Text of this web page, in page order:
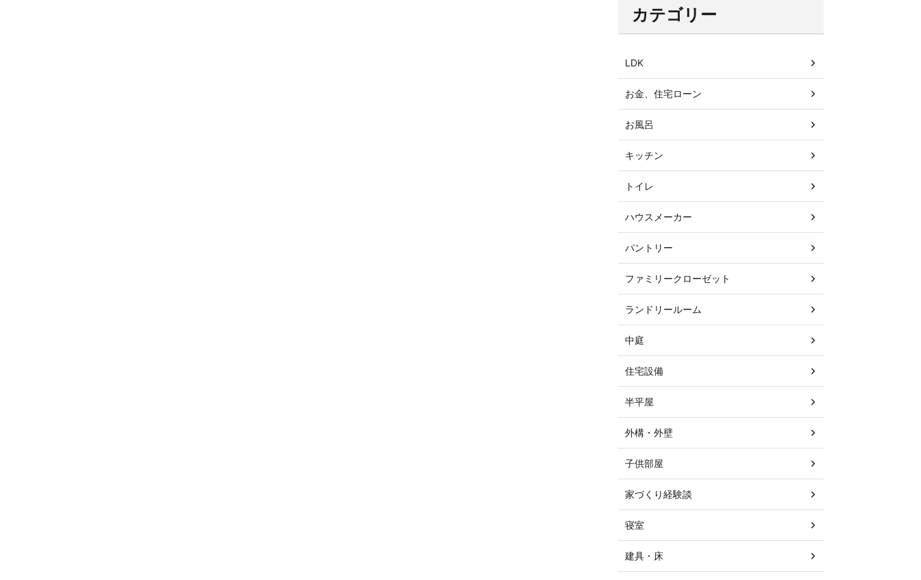
カテゴリー
LDK
お金、住宅ローン
お風呂
キッチン
トイレ
ハウスメーカー
パントリー
ファミリークローゼット
ランドリールーム
中庭
住宅設備
半平屋
外構・外壁
子供部屋
家づくり経験談
寝室
建具・床